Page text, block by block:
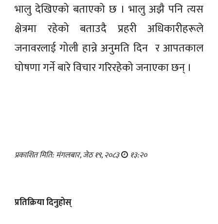
भालु देखिएको बताएको छ । भालु अझै पनि त्यस
क्षेत्रमा रहेको बताउदै प्रहरी अधिकारीहरूले
जनावरलाई गोली हान्ने अनुमति दिन र आपतकाल
घोषणा गर्ने बारे विचार गरिरहेको जनाएका छन् ।
प्रकाशित मिति: मंगलबार, जेठ १९, २०८३ १३:२०
प्रतिक्रिया दिनुहोस्